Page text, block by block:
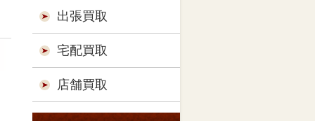
出張買取
宅配買取
店舗買取